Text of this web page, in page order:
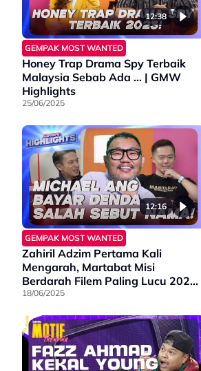
12:38
GEMPAK MOST WANTED
Honey Trap Drama Spy Terbaik
Malaysia Sebab Ada … | GMW
Highlights
25/06/2025
12:16
GEMPAK MOST WANTED
Zahiril Adzim Pertama Kali
Mengarah, Martabat Misi
Berdarah Filem Paling Lucu 2025?
| GMW Highlights
18/06/2025